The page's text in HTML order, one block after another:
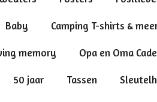
Baby Camping T-shirts &
memory Opa en Oma
50 jaar Tassen